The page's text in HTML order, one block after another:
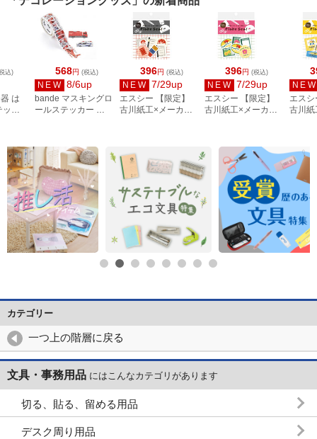
568円 (税込)
NEW 8/6up
bande マスキングロ
ールステッカー 名
396円 (税込)
NEW 7/29up
エスシー 【限定】
古川紙工×メーカー
396円 (税込)
NEW 7/29up
エスシー 【限定】
古川紙工×メーカー
NEW
エス
古川紙
込)
は
ッカ
カテゴリー
一つ上の階層に戻る
文具・事務用品 にはこんなカテゴリがあります
切る、貼る、留める用品
デスク周り用品